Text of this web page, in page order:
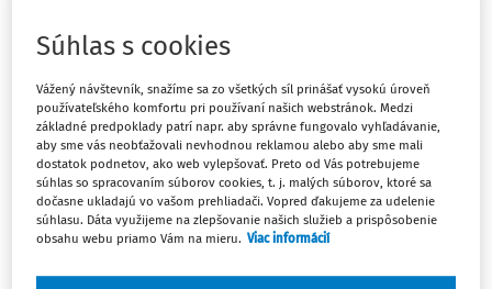
uplatňovaného proti spotrebiteľovi, vyvolalo početné
Medzičasom sa na návrh jedného zo všeobecných súdov
súladom tohto ustanovenia s Ústavou SR začal zaoberať
aj Ústavný súd Slovenskej republiky. Prijatie predmetného
ustanovenia bolo motivované snahou zamedziť v
spoločenskej realite stavu, že by práva spotrebiteľov boli
poškodzované iba v dôsledku ich faktickej nerovnosti a
Súhlas s cookies
Vážený návštevník, snažíme sa zo všetkých síl prinášať vysokú úroveň
používateľského komfortu pri používaní našich webstránok. Medzi
základné predpoklady patrí napr. aby správne fungovalo vyhľadávanie,
aby sme vás neobťažovali nevhodnou reklamou alebo aby sme mali
dostatok podnetov, ako web vylepšovať. Preto od Vás potrebujeme
súhlas so spracovaním súborov cookies, t. j. malých súborov, ktoré sa
dočasne ukladajú vo vašom prehliadači. Vopred ďakujeme za udelenie
súhlasu. Dáta využijeme na zlepšovanie našich služieb a prispôsobenie
obsahu webu priamo Vám na mieru. Viac informácií